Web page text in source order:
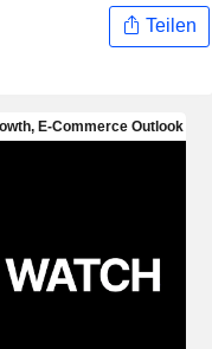
Teilen